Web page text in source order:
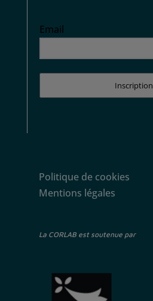
Email
Inscription
Politique de cookies
Mentions légales
La CORLAB est soutenue par